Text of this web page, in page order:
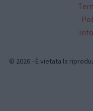
© 2026 - È vietata la